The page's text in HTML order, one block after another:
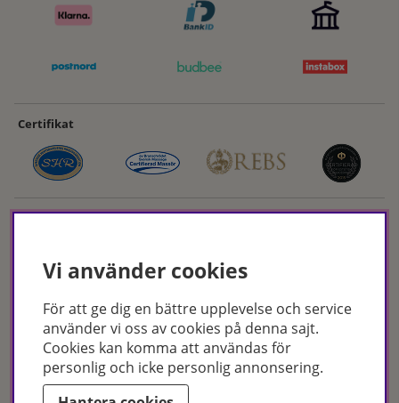
Certifikat
Hudoteket erbjuder ett noga utvalt sortiment inom hudvård, hårvård och
makeup – både online och i butik. Med över 50 års erfarenhet och
utbildade hudterapeuter hjälper vi dig att hitta rätt produkter och
behandlingar för just dina behov. Handla enkelt på hudoteket.se eller
besök oss i Jönköping och Malmö.
Vi använder cookies
För att ge dig en bättre upplevelse och service
använder vi oss av cookies på denna sajt.
Cookies kan komma att användas för
personlig och icke personlig annonsering.